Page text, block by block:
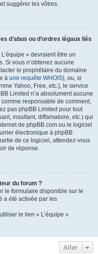
suggérer les vôtres.
d’abus ou d’ordres légaux liés
» devraient être un
Si vous n’obtenez aucune
le propriétaire du domaine
à une requête WHOIS), ou, si
Yahoo, Free, etc.), le service
Limited n’a absolument aucune
responsable de comment,
pas phpBB Limited pour tout
insultant, diffamatoire, etc.) qui
de phpBB.com ou le logiciel
électronique à phpBB
de ce logiciel, attendez-vous
de réponse.
du forum ?
le formulaire disponible sur le
a été activée par les
le lien « L’équipe ».
Aller